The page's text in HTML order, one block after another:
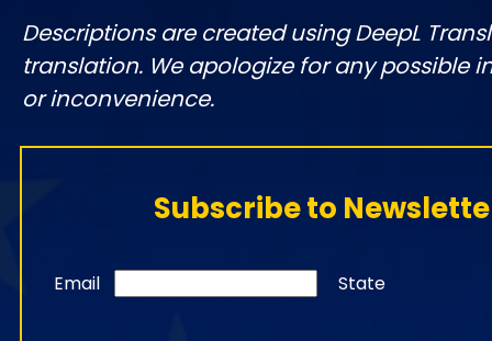
Descriptions are created using DeepL
translation. We apologize for any possible
or inconvenience.
Subscribe to
Email State